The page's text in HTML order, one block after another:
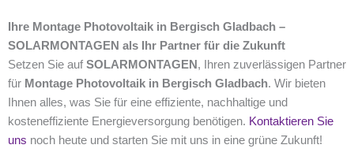
Ihre Montage Photovoltaik in Bergisch Gladbach –
SOLARMONTAGEN als Ihr Partner für die Zukunft
Setzen Sie auf SOLARMONTAGEN , Ihren zuverlässigen Partner
für Montage Photovoltaik in Bergisch Gladbach. Wir bieten
Ihnen alles, was Sie für eine effiziente, nachhaltige und
kosteneffiziente Energieversorgung benötigen. Kontaktieren Sie
uns noch heute und starten Sie mit uns in eine grüne Zukunft!